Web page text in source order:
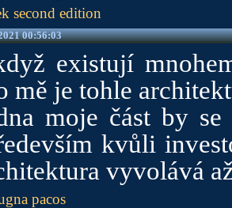
second edition
00:56:03
existují
mě je tohle
moje část by
kvůli
vyvolává
pacos